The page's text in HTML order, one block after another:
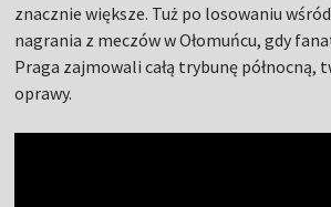
znacznie większe. Tuż po losowaniu
nagrania z meczów w Ołomuńcu, gdy
Praga zajmowali całą trybunę północną,
oprawy.